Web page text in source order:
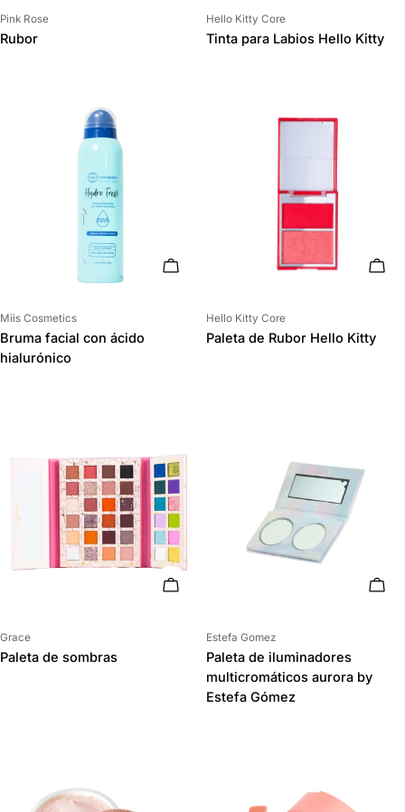
Proveedor:
Pink Rose
Rubor
Proveedor:
Hello Kitty Core
Tinta para Labios Hello Kitty
AÑADIR AL CARRITO
Proveedor:
Miis Cosmetics
Bruma facial con ácido
hialurónico
Proveedor:
Hello Kitty Core
Paleta de Rubor Hello Kitty
AÑADIR AL CARRITO
Proveedor:
Grace
Paleta de sombras
Proveedor:
Estefa Gomez
Paleta de iluminadores
multicromáticos aurora by
Estefa Gómez